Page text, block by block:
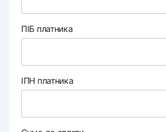
ПІБ платника
ІПН платника